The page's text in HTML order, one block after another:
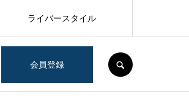
会員登録
ライバースタイル